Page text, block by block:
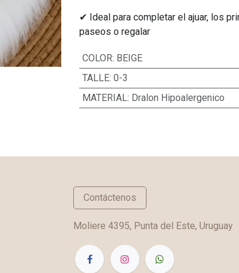
✔ Ideal para completar el ajuar, los
paseos o regalar
COLOR: BEIGE
TALLE: 0-3
MATERIAL: Dralon Hipoalergenico
Contáctenos
Moliere 4395, Punta del Este, Uruguay